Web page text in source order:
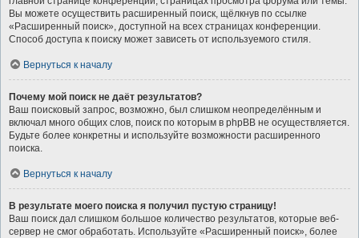
Вы можете осуществить расширенный поиск, щёлкнув по ссылке
«Расширенный поиск», доступной на всех страницах конференции.
Способ доступа к поиску может зависеть от используемого стиля.
Вернуться к началу
Почему мой поиск не даёт результатов?
Ваш поисковый запрос, возможно, был слишком неопределённым и
включал много общих слов, поиск по которым в phpBB не осуществляется.
Будьте более конкретны и используйте возможности расширенного
поиска.
Вернуться к началу
В результате моего поиска я получил пустую страницу!
Ваш поиск дал слишком большое количество результатов, которые веб-
сервер не смог обработать. Используйте «Расширенный поиск», более